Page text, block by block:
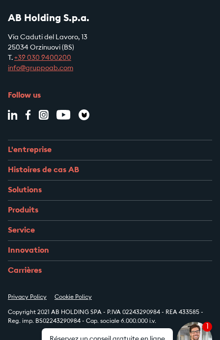
AB Holding S.p.a.
Via Caduti del Lavoro, 13
25034 Orzinuovi (BS)
T. +39 030 9400200
info@gruppoab.com
Follow us
L'entreprise
Histoires de cas AB
Solutions
Produits
Service
Innovation
Carrières
Privacy Policy Cookie Policy
Copyright 2021 AB HOLDING SPA - P.IVA 02243290984 - REA 433585 -
Reg. imp. BS02243290984 - Cap. sociale 6.000.000 i.v.